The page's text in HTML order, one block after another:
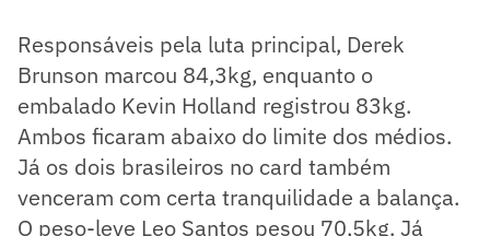
Responsáveis pela luta principal, Derek
Brunson marcou 84,3kg, enquanto o
embalado Kevin Holland registrou 83kg.
Ambos ficaram abaixo do limite dos médios.
Já os dois brasileiros no card também
venceram com certa tranquilidade a balança.
O peso-leve Leo Santos pesou 70,5kg. Já